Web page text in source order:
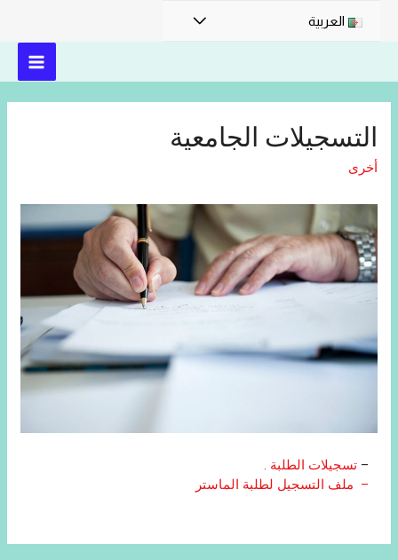
العربية
التسجيلات الجامعية
أخرى
–تسجيلات الطلبة .
– ملف التسجيل لطلبة الماستر